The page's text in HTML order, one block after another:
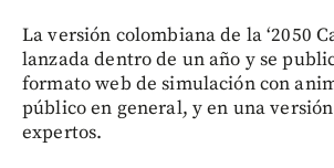
La versión colombiana de la ‘2050
lanzada dentro de un año y se
formato web de simulación con
público en general, y en una
expertos.